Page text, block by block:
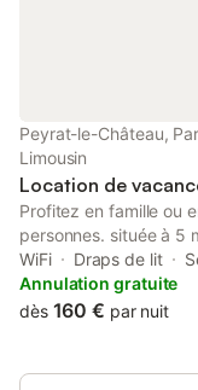
Peyrat-le-Château,
Limousin
Location de
Profitez en famille ou
personnes. située à 5
de la plage d'Auphelle
sur la plage, location
nautiques, balade en
WiFi Draps de lit
Annulation gratuite
dès 160 € par nuit